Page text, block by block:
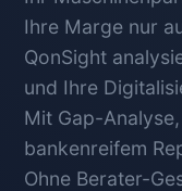
Ihre Marge nur
QonSight
und Ihre
Mit Gap-
bankenreifem
Ohne Berater-